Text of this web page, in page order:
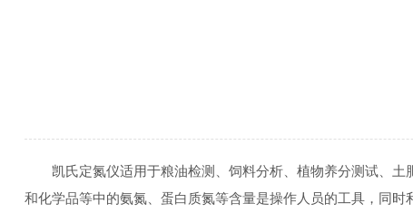
凯氏定氮仪适用于粮油检测、饲料分析、植物养分测试、土
和化学品等中的氨氮、蛋白质氮等含量是操作人员的工具，同